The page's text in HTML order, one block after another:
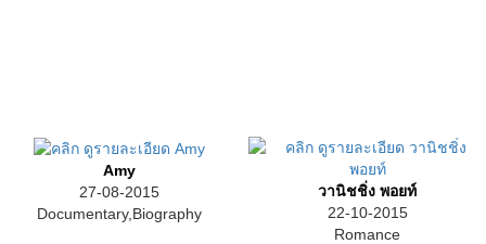
Amy
27-08-2015
Documentary,Biography
วานิชชิ่ง พอยท์
22-10-2015
Romance